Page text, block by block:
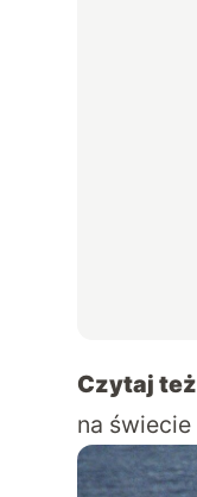
Czytaj
na świecie